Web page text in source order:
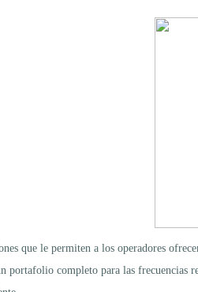
que le permiten a los operadores
completo para las frecuencias